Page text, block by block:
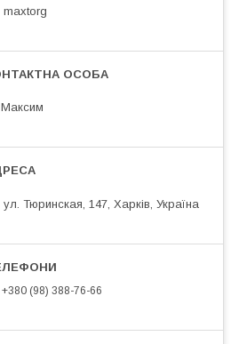
maxtorg
Максим
ул. Тюринская, 147, Харків, Україна
+380 (98) 388-76-66